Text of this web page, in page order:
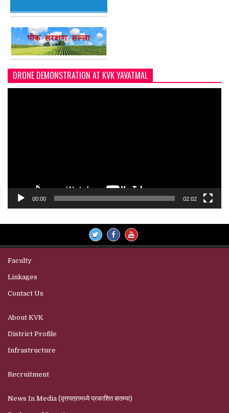
DRONE DEMONSTRATION AT KVK YAVATMAL
00:00 02:02
Faculty
Linkages
Contact Us
About KVK
District Profile
Infrastructure
Recruitment
News In Media (वृत्तपत्रामध्ये प्रकाशित बातम्या)